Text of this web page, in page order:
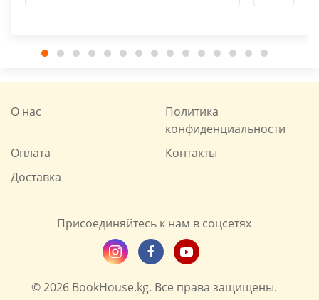
О нас
Политика
конфиденциальности
Оплата
Контакты
Доставка
Присоединяйтесь к нам в соцсетях
© 2026 BookHouse.kg. Все права защищены.